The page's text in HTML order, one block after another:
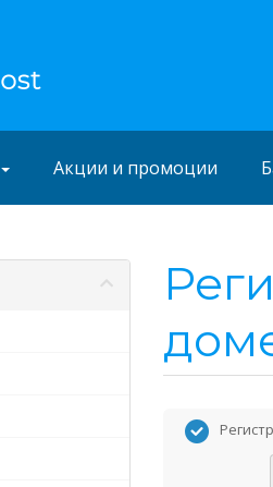
Акции и промоции